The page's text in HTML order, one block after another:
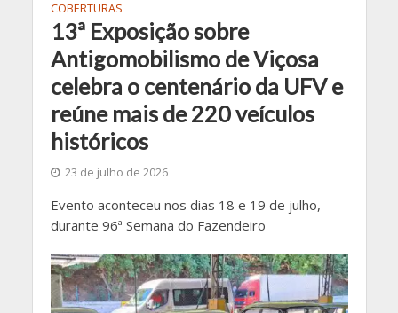
COBERTURAS
13ª Exposição sobre
Antigomobilismo de Viçosa
celebra o centenário da UFV e
reúne mais de 220 veículos
históricos
23 de julho de 2026
Evento aconteceu nos dias 18 e 19 de julho,
durante 96ª Semana do Fazendeiro